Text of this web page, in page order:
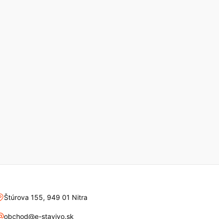
Štúrova 155, 949 01 Nitra
obchod@e-stavivo.sk